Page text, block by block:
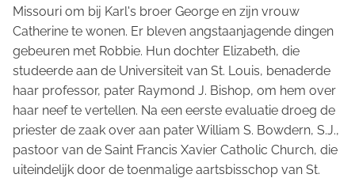
Missouri om bij Karl's broer George en zijn vrouw
Catherine te wonen. Er bleven angstaanjagende dingen
gebeuren met Robbie. Hun dochter Elizabeth, die
studeerde aan de Universiteit van St. Louis, benaderde
haar professor, pater Raymond J. Bishop, om hem over
haar neef te vertellen. Na een eerste evaluatie droeg de
priester de zaak over aan pater William S. Bowdern, S.J.,
pastoor van de Saint Francis Xavier Catholic Church, die
uiteindelijk door de toenmalige aartsbisschop van St.